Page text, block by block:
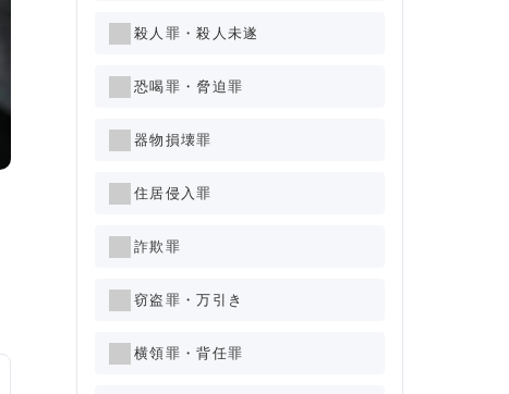
殺人罪・殺人未遂
恐喝罪・脅迫罪
器物損壊罪
住居侵入罪
詐欺罪
窃盗罪・万引き
横領罪・背任罪